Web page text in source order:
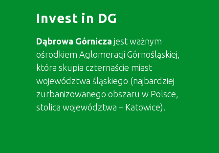
Invest in DG
Dąbrowa Górnicza jest ważnym
ośrodkiem Aglomeracji Górnośląskiej,
która skupia czternaście miast
województwa śląskiego (najbardziej
zurbanizowanego obszaru w Polsce,
stolica województwa – Katowice).